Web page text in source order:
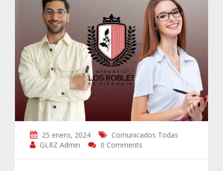
25 enero, 2024 Comunicados Todas
GLRZ Admin
0 Comments